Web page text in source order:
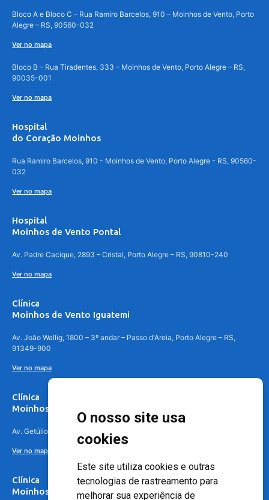
O nosso site usa
cookies
Este site utiliza cookies e outras
tecnologias de rastreamento para
melhorar sua experiência de
Bloco A e Bloco C – Rua Ramiro Barcelos, 910 – Moinhos de Vento, Porto
Alegre – RS, 90560-032
Ver no mapa
Bloco B – Rua Tiradentes, 333 – Moinhos de Vento, Porto Alegre – RS,
90035-001
Ver no mapa
Hospital
do Coração Moinhos
Rua Ramiro Barcelos, 910 - Moinhos de Vento, Porto Alegre - RS, 90560-
032
Ver no mapa
Hospital
Moinhos de Vento Pontal
Av. Padre Cacique, 2893 – Cristal, Porto Alegre – RS, 90810-240
Ver no mapa
Clínica
Moinhos de Vento Iguatemi
Av. João Wallig, 1800 – 3º andar – Passo d'Areia, Porto Alegre – RS,
91349-900
Ver no mapa
Clínica
Moinhos de Vento Canoas
Av. Getúlio Vargas, 4841 – Centro, Canoas – RS, 92010-010
Ver no mapa
Clínica
Moinhos de Vento - Teresópolis